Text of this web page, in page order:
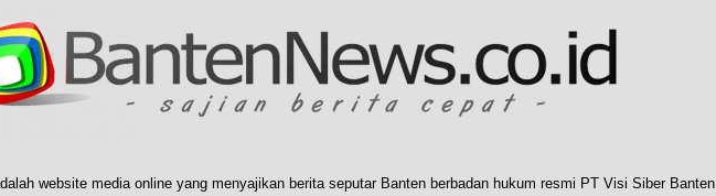
website media online yang menyajikan berita seputar Banten berbadan hukum resmi PT Visi Siber Banten